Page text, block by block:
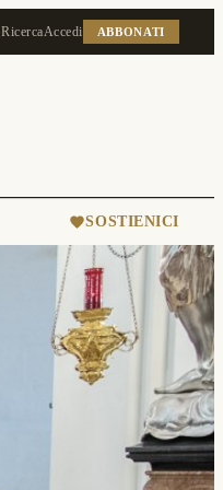
RicercaAccedi ABBONATI
SOSTIENICI